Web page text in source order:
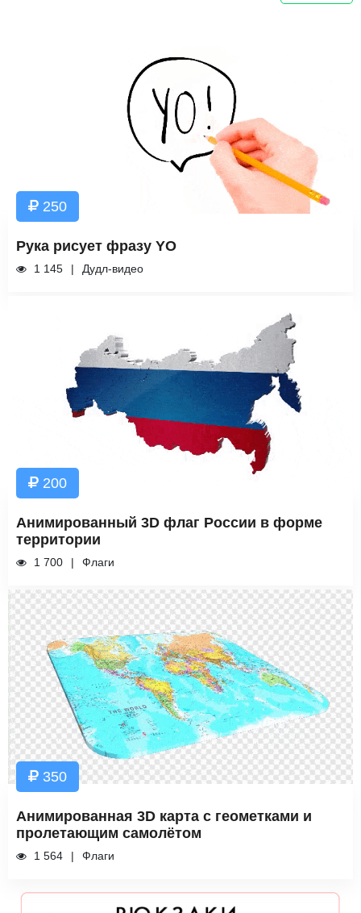
250
Рука рисует фразу YO
1 145 Дудл-видео
200
Анимированный 3D флаг России в форме
территории
1 700 Флаги
350
Анимированная 3D карта с геометками и
пролетающим самолётом
1 564 Флаги